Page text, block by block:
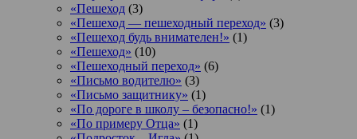
«Пешеход (3)
«Пешеход — пешеходный переход» (3)
«Пешеход будь внимателен!» (1)
«Пешеход» (10)
«Пешеходный переход» (6)
«Письмо водителю» (3)
«Письмо защитнику» (1)
«По дороге в школу – безопасно!» (1)
«По примеру Отца» (1)